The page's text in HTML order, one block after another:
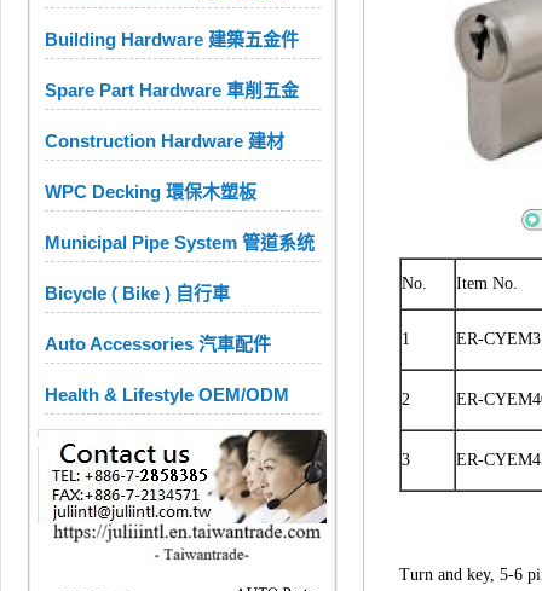
Building Hardware 建築五金件
Spare Part Hardware 車削五金
Construction Hardware 建材
WPC Decking 環保木塑板
Municipal Pipe System 管道系统
Bicycle ( Bike ) 自行車
Auto Accessories 汽車配件
Health & Lifestyle OEM/ODM
No. Item No.
1 ER-
2 ER-
3 ER-
Turn and key, 5-6